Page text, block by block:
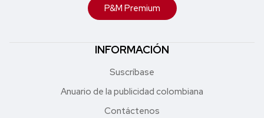
P&M Premium
INFORMACIÓN
Suscríbase
Anuario de la publicidad colombiana
Contáctenos